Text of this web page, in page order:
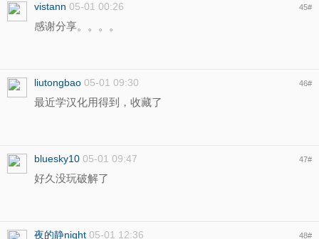
vistann 05-01 00:26 45#
感谢分享。。。。
liutongbao 05-01 09:30 46#
最近学汉化用得到，收藏了
bluesky10 05-01 09:47 47#
好久没玩破解了
夜的静night 05-01 12:36 48#